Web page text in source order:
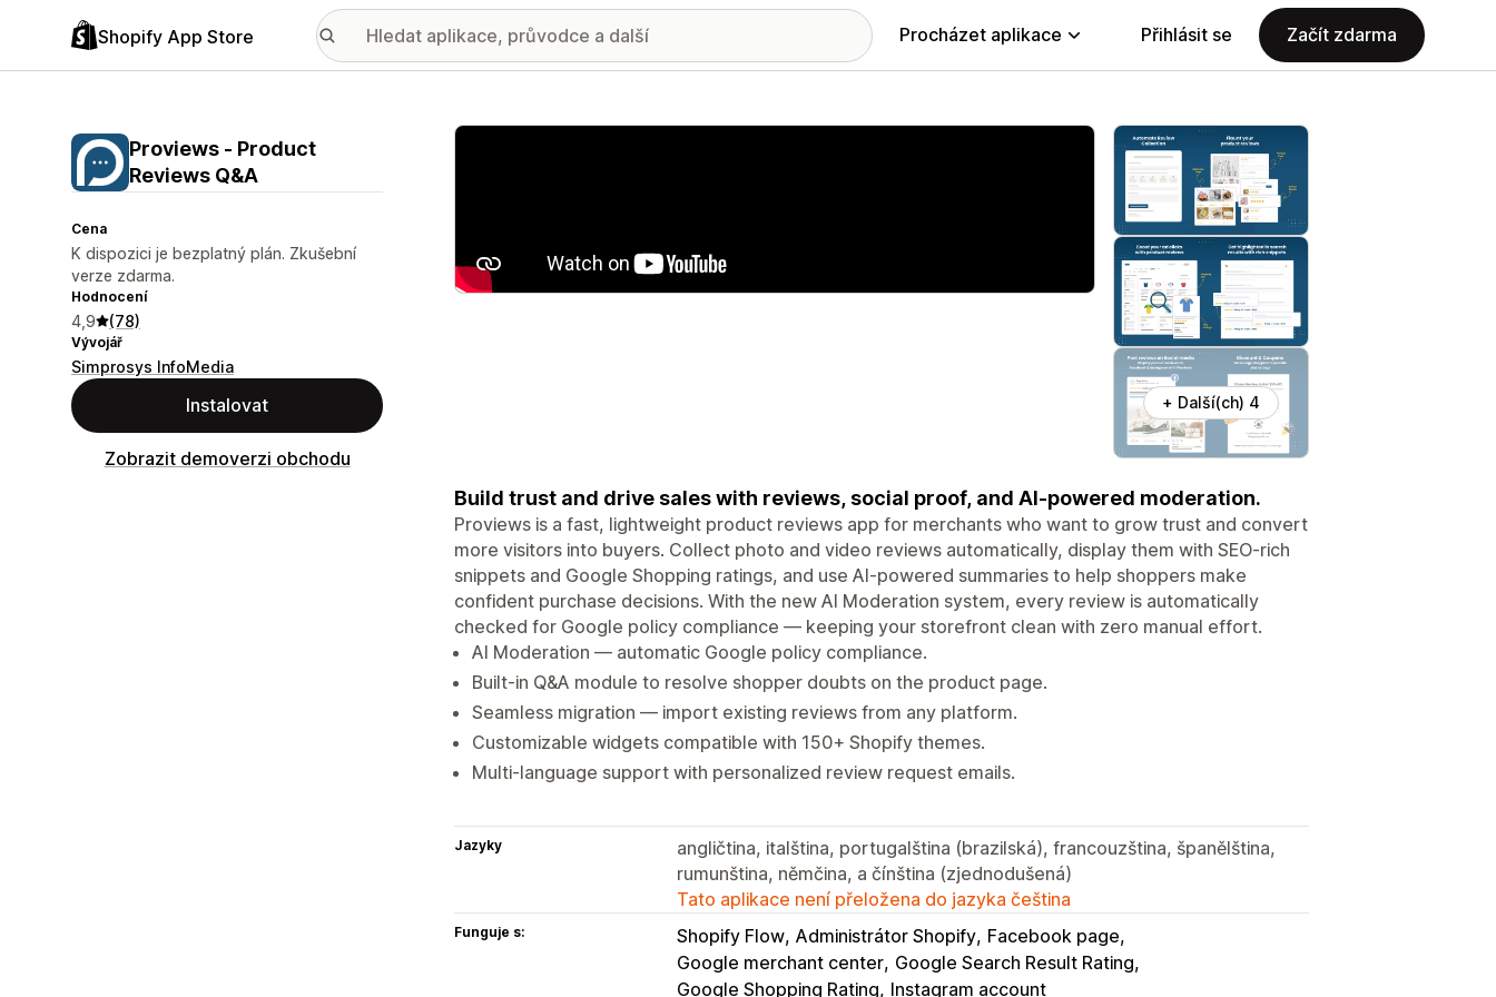
Shopify App Store Procházet aplikace Přihlásit se Začít zdarma
Proviews ‑ Product
Reviews Q&A
Cena
K dispozici je bezplatný plán. Zkušební
verze zdarma.
Hodnocení
4,9 (78)
Vývojář
Simprosys InfoMedia
Instalovat
Zobrazit demoverzi obchodu
Galerie propagovaných obrázků
+ Další(ch) 4
Build trust and drive sales with reviews, social proof, and AI-powered moderation.
Proviews is a fast, lightweight product reviews app for merchants who want to grow trust and convert
more visitors into buyers. Collect photo and video reviews automatically, display them with SEO-rich
snippets and Google Shopping ratings, and use AI-powered summaries to help shoppers make
confident purchase decisions. With the new AI Moderation system, every review is automatically
checked for Google policy compliance — keeping your storefront clean with zero manual effort.
AI Moderation — automatic Google policy compliance.
Built-in Q&A module to resolve shopper doubts on the product page.
Seamless migration — import existing reviews from any platform.
Customizable widgets compatible with 150+ Shopify themes.
Multi-language support with personalized review request emails.
Jazyky
angličtina, italština, portugalština (brazilská), francouzština, španělština,
rumunština, němčina, a čínština (zjednodušená)
Tato aplikace není přeložena do jazyka čeština
Funguje s: Shopify Flow Administrátor Shopify Facebook page
Google merchant center Google Search Result Rating
Google Shopping Rating Instagram account